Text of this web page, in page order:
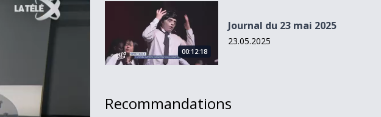
Journal du 23 mai 2025
00:12:18
Journal du 23 mai 2025
23.05.2025
Recommandations